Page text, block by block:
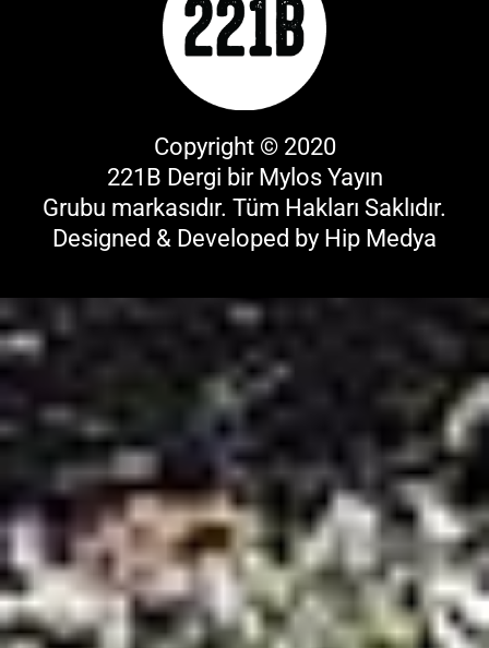
Copyright © 2020
221B Dergi bir Mylos Yayın
Grubu markasıdır. Tüm Hakları Saklıdır.
Designed & Developed by Hip Medya